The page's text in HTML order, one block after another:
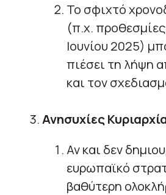
Το σφιχτό
(π.χ.
Ιουνίου 2025)
πιέσει τη λήψη
και τον
3.Ανησυχίες
Αν και δεν
ευρωπαϊκό
βαθύτερη